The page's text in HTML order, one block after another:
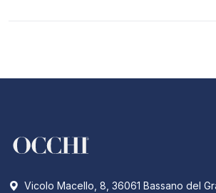
Vicolo Macello, 8, 36061 Bassano del